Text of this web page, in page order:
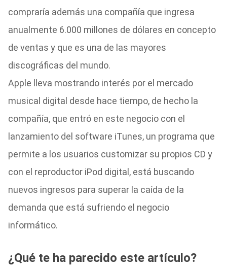
compraría además una compañía que ingresa
anualmente 6.000 millones de dólares en concepto
de ventas y que es una de las mayores
discográficas del mundo.
Apple lleva mostrando interés por el mercado
musical digital desde hace tiempo, de hecho la
compañía, que entró en este negocio con el
lanzamiento del software iTunes, un programa que
permite a los usuarios customizar su propios CD y
con el reproductor iPod digital, está buscando
nuevos ingresos para superar la caída de la
demanda que está sufriendo el negocio
informático.
¿Qué te ha parecido este artículo?